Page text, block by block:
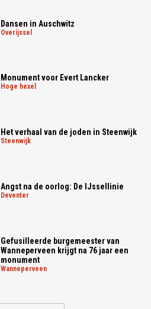
Dansen in Auschwitz
overijssel
Monument voor Evert Lancker
hoge hexel
Het verhaal van de joden in Steenwijk
steenwijk
Angst na de oorlog: De IJssellinie
deventer
Gefusilleerde burgemeester van
Wanneperveen krijgt na 76 jaar een
monument
wanneperveen